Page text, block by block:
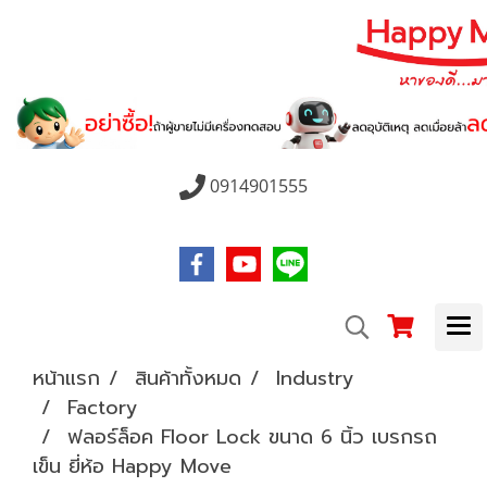
0914901555
หน้าแรก สินค้าทั้งหมด
Industry
Factory
ฟลอร์ล็อค Floor Lock ขนาด 6 นิ้ว เบรกรถ
เข็น ยี่ห้อ Happy Move